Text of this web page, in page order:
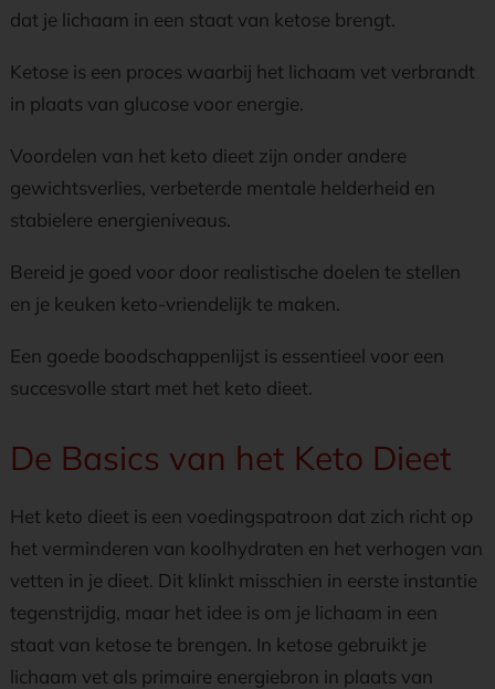
dat je lichaam in een staat van ketose brengt.
Ketose is een proces waarbij het lichaam vet verbrandt
in plaats van glucose voor energie.
Voordelen van het keto dieet zijn onder andere
gewichtsverlies, verbeterde mentale helderheid en
stabielere energieniveaus.
Bereid je goed voor door realistische doelen te stellen
en je keuken keto-vriendelijk te maken.
Een goede boodschappenlijst is essentieel voor een
succesvolle start met het keto dieet.
De Basics van het Keto Dieet
Het keto dieet is een voedingspatroon dat zich richt op
het verminderen van koolhydraten en het verhogen van
vetten in je dieet. Dit klinkt misschien in eerste instantie
tegenstrijdig, maar het idee is om je lichaam in een
staat van ketose te brengen. In ketose gebruikt je
lichaam vet als primaire energiebron in plaats van